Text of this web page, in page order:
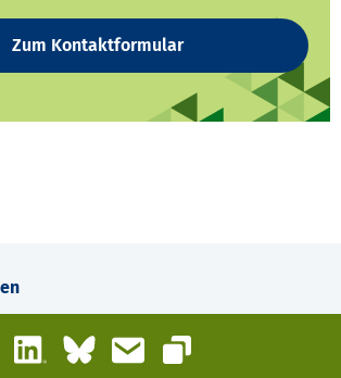
Zum Kontaktformular
LinkedInBlueskyE-Mail
Link kopieren